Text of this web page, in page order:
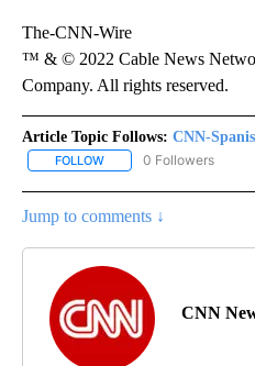
The-CNN-Wire
™ & © 2022 Cable News
Company. All rights reserved.
Article Topic Follows: CNN-
FOLLOW FOLLOW "CNN-
0 Followers
Jump to comments ↓
CNN